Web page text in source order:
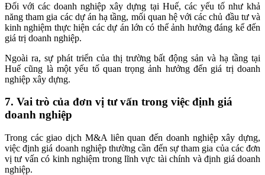
Đối với các doanh nghiệp xây dựng tại Huế, các yếu tố như khả
năng tham gia các dự án hạ tầng, mối quan hệ với các chủ đầu tư và
kinh nghiệm thực hiện các dự án lớn có thể ảnh hưởng đáng kể đến
giá trị doanh nghiệp.
Ngoài ra, sự phát triển của thị trường bất động sản và hạ tầng tại
Huế cũng là một yếu tố quan trọng ảnh hưởng đến giá trị doanh
nghiệp xây dựng.
7. Vai trò của đơn vị tư vấn trong việc định giá
doanh nghiệp
Trong các giao dịch M&A liên quan đến doanh nghiệp xây dựng,
việc định giá doanh nghiệp thường cần đến sự tham gia của các đơn
vị tư vấn có kinh nghiệm trong lĩnh vực tài chính và định giá doanh
nghiệp.